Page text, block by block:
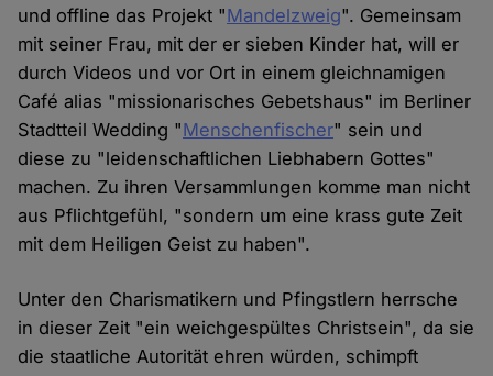
und offline das Projekt "Mandelzweig". Gemeinsam
mit seiner Frau, mit der er sieben Kinder hat, will er
durch Videos und vor Ort in einem gleichnamigen
Café alias "missionarisches Gebetshaus" im Berliner
Stadtteil Wedding "Menschenfischer" sein und
diese zu "leidenschaftlichen Liebhabern Gottes"
machen. Zu ihren Versammlungen komme man nicht
aus Pflichtgefühl, "sondern um eine krass gute Zeit
mit dem Heiligen Geist zu haben".
Unter den Charismatikern und Pfingstlern herrsche
in dieser Zeit "ein weichgespültes Christsein", da sie
die staatliche Autorität ehren würden, schimpft